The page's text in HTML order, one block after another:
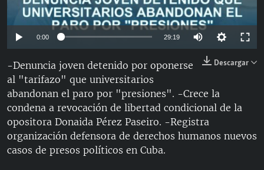
RADIO MARTÍ
ESPECIALES
LA REALIDAD DE LA VIVIENDA EN CUBA
SER VIEJO EN CUBA
KENTU-CUBANO
LOS SANTOS DE HIALEAH
DESINFORMACIÓN RUSA EN AMÉRICA LATINA
MULTIMEDIA
EDITORIALES
SÍGUENOS
Auto 144p 240p 360p
0:00 29:19
144p
360p
Descargar
-Denuncia joven detenido por oponerse
al "tarifazo" que universitarios
abandonan el paro por "presiones". -Crece la
condena a revocación de libertad condicional de la
opositora Donaida Pérez Paseiro. -Registra
organización defensora de derechos humanos nuevos
casos de presos políticos en Cuba.